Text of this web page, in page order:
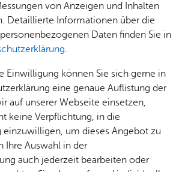
& Stadt
Jobs
Stel­
len­an­
ge­bo­te
Aus­bil­
dung &
Stu­di­
Bauen
& Um­
welt
Geo­
da­ten
Ge­
sund­
heit &
kum
Vor­le­sen
Stadtchronik werden die
Geschehnisse in griffiger
Kennen Sie ein
Ereignis, das nicht in
ist? Dann nutzen Sie das
für einen neuen Eintrag.
von Anzeigen und Inhalten
Detaillierte Informationen über die
Daten finden Sie in
.
Einwilligung können Sie sich gerne in
eine genaue Auflistung der
auf unserer Webseite einsetzen,
keine Verpflichtung, in die
einzuwilligen, um dieses Angebot zu
Ihre Auswahl in der
auch jederzeit bearbeiten oder